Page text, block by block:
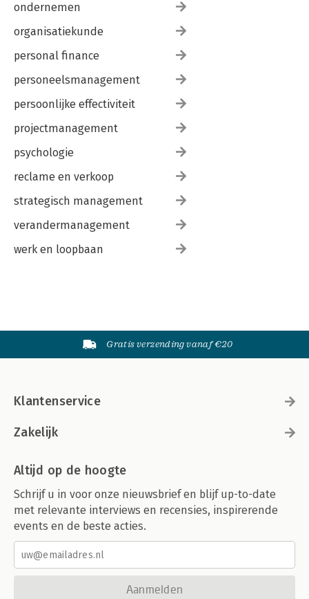
ondernemen
organisatiekunde
personal finance
personeelsmanagement
persoonlijke effectiviteit
projectmanagement
psychologie
reclame en verkoop
strategisch management
verandermanagement
werk en loopbaan
Gratis verzending vanaf €20
Klantenservice
Zakelijk
Altijd op de hoogte
Schrijf u in voor onze nieuwsbrief en blijf up-to-date
met relevante interviews en recensies, inspirerende
events en de beste acties.
Aanmelden